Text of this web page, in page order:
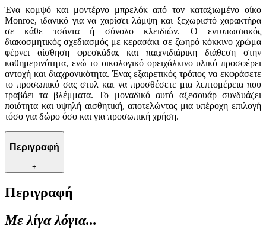
Ένα κομψό και μοντέρνο μπρελόκ από τον καταξιωμένο οίκο
Monroe, ιδανικό για να χαρίσει λάμψη και ξεχωριστό χαρακτήρα
σε κάθε τσάντα ή σύνολο κλειδιών. Ο εντυπωσιακός
διακοσμητικός σχεδιασμός με κερασάκι σε ζωηρό κόκκινο χρώμα
φέρνει αίσθηση φρεσκάδας και παιχνιδιάρικη διάθεση στην
καθημερινότητα, ενώ το οικολογικό ορειχάλκινο υλικό προσφέρει
αντοχή και διαχρονικότητα. Ένας εξαιρετικός τρόπος να εκφράσετε
το προσωπικό σας στυλ και να προσθέσετε μια λεπτομέρεια που
τραβάει τα βλέμματα. Το μοναδικό αυτό αξεσουάρ συνδυάζει
ποιότητα και υψηλή αισθητική, αποτελώντας μια υπέροχη επιλογή
τόσο για δώρο όσο και για προσωπική χρήση.
Περιγραφή
+
Περιγραφή
Με λίγα λόγια...